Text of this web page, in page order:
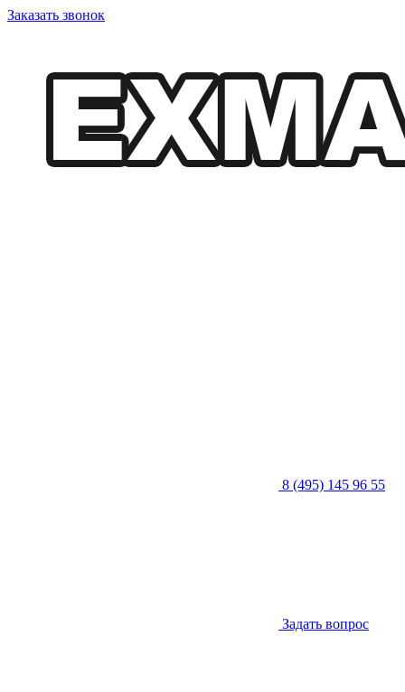
Заказать звонок
8 (495) 145 96 55
Задать вопрос